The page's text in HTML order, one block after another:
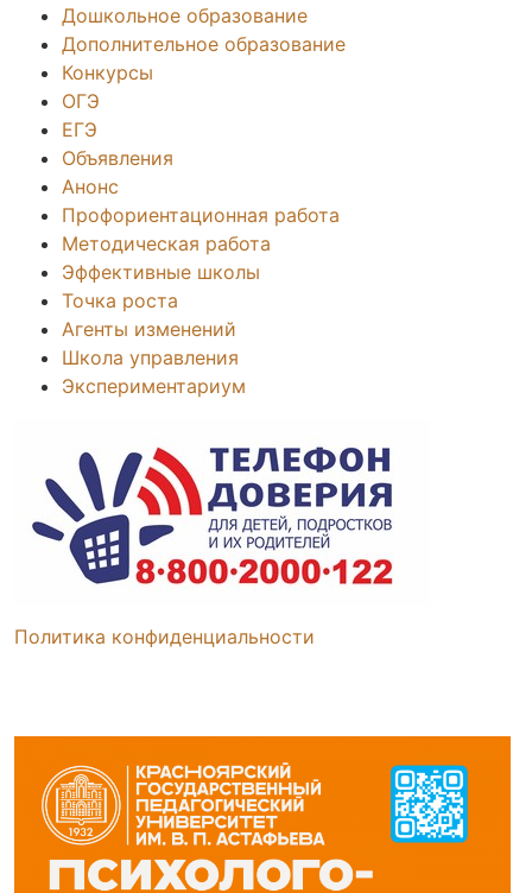
Дошкольное образование
Дополнительное образование
Конкурсы
ОГЭ
ЕГЭ
Объявления
Анонс
Профориентационная работа
Методическая работа
Эффективные школы
Точка роста
Агенты изменений
Школа управления
Экспериментариум
Политика конфиденциальности